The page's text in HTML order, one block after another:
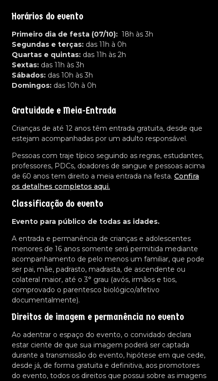
Horários do evento
Primeiro dia de festa (07/10): 18h às 3h
Segundas e terças: das 11h à 0h
Quartas e quintas: das 11h às 2h
Sextas: das 11h às 3h
Sábados: das 10h às 3h
Domingos: das 10h à 0h
Gratuidade e Meia-Entrada
Crianças de até 12 anos têm entrada gratuita, desde que
estejam acompanhadas por um adulto responsável.
Pessoas com traje típico seguindo as regras, estudantes,
professores, PDCs, doadores de sangue e pessoas acima
de 60 anos tem direito a meia entrada na festa. Confira
os detalhes completos aqui.
Classificação do evento
Evento para público de todas as idades.
A entrada e permanência de crianças e adolescentes
menores de 16 anos somente será permitida mediante
acompanhamento de pelo menos um familiar, que pode
ser pai, mãe, padrasto, madrasta, de ascendente ou
colateral maior, até o 3° grau (avós, irmãos e tios,
comprovado o parentesco biológico/afetivo
documentalmente).
Direitos de imagem e permanência no evento
Ao adentrar o espaço do evento, o convidado declara
estar ciente de que sua imagem poderá ser captada
durante a transmissão do evento, hipótese em que cede,
desde já, de forma gratuita e definitiva, aos promotores
do evento, todos os direitos que possui sobre as imagens